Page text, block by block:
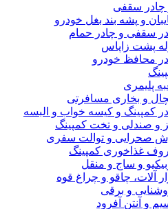
چادر سقفی
و پشه بند بغل خودرو
سقفی و چادر حمام
پشت زاپاس
محافظ خودرو
پلیمری
و بخاری مسافرتی
کمپینگ و کیسه خواب و البسه
و صندلی و تخت کمپینگ
صحرایی و توالت سفری
غذاخوری کمپینگ
و ساج و منقل
آلات، چاقو و چراغ قوه
و برقی
و آنتن آفرود